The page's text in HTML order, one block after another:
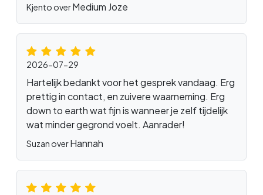
Kjento overMedium Joze
2026-07-29
Hartelijk bedankt voor het gesprek vandaag. Erg
prettig in contact, en zuivere waarneming. Erg
down to earth wat fijn is wanneer je zelf tijdelijk
wat minder gegrond voelt. Aanrader!
Suzan overHannah